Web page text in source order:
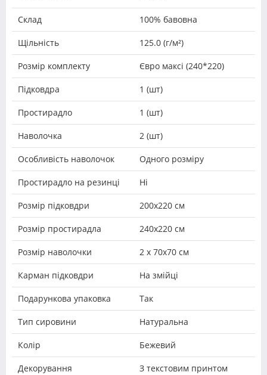
Склад 100% бавовна
Щільність 125.0 (г/м²)
Розмір комплекту Євро максі (240*220)
Підковдра 1 (шт)
Простирадло 1 (шт)
Наволочка 2 (шт)
Особливість наволочок Одного розміру
Простирадло на резинці Ні
Розмір підковдри 200х220 см
Розмір простирадла 240х220 см
Розмір наволочки 2 х 70х70 см
Карман підковдри На змійці
Подарункова упаковка Так
Тип сировини Натуральна
Колір Бежевий
Декорування З текстовим принтом